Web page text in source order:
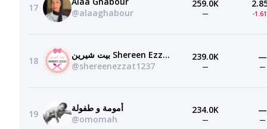
17
@alaaghabour
259.0K
— -
18
بيت شيرين Shereen Ezzat
@shereenezzat1237
239.0K
—
—
—
19
أمومة و طفولة
@omomah
234.0K
—
—
—